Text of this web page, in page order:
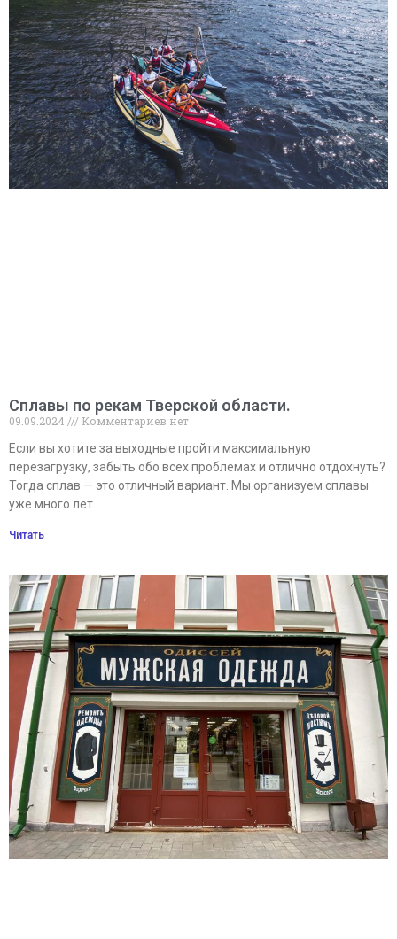
Сплавы по рекам Тверской области.
09.09.2024
Комментариев нет
Если вы хотите за выходные пройти максимальную
перезагрузку, забыть обо всех проблемах и отлично отдохнуть?
Тогда сплав — это отличный вариант. Мы организуем сплавы
уже много лет.
Читать